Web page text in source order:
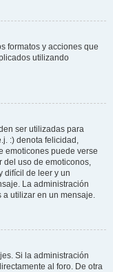
formatos y acciones que
utilizando
ser utilizadas para
:) denota felicidad,
emoticones puede verse
del uso de emoticonos,
difícil de leer y un
La administración
utilizar en un mensaje.
Si la administración
al foro. De otra